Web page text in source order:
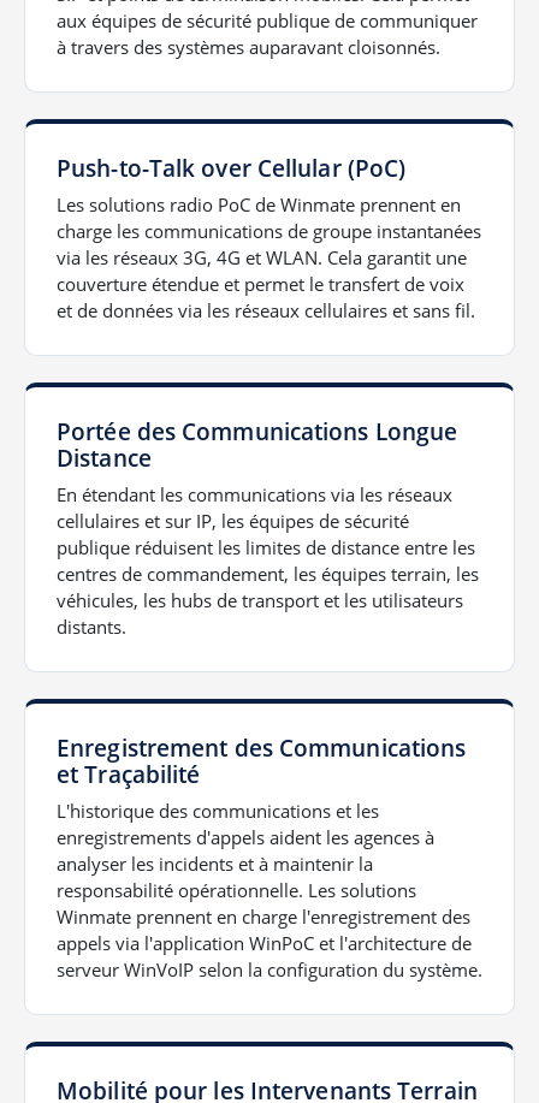
aux équipes de sécurité publique de communiquer
à travers des systèmes auparavant cloisonnés.
Push-to-Talk over Cellular (PoC)
Les solutions radio PoC de Winmate prennent en
charge les communications de groupe instantanées
via les réseaux 3G, 4G et WLAN. Cela garantit une
couverture étendue et permet le transfert de voix
et de données via les réseaux cellulaires et sans fil.
Portée des Communications Longue
Distance
En étendant les communications via les réseaux
cellulaires et sur IP, les équipes de sécurité
publique réduisent les limites de distance entre les
centres de commandement, les équipes terrain, les
véhicules, les hubs de transport et les utilisateurs
distants.
Enregistrement des Communications
et Traçabilité
L'historique des communications et les
enregistrements d'appels aident les agences à
analyser les incidents et à maintenir la
responsabilité opérationnelle. Les solutions
Winmate prennent en charge l'enregistrement des
appels via l'application WinPoC et l'architecture de
serveur WinVoIP selon la configuration du système.
Mobilité pour les Intervenants Terrain